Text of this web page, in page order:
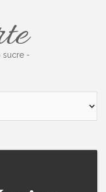
sucre -